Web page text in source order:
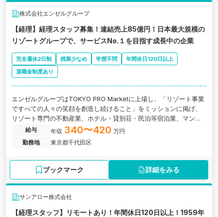
株式会社エンゼルグループ
【経理】経理スタッフ募集！連結売上85億円！日本最大規模の
リゾートグループで、サービスNo.１を目指す成長中の企業
完全週休2日制 残業少なめ 学歴不問
年間休日120日以上
退職金制度あり
エンゼルグループはTOKYO PRO Marketに上場し、「リゾート事業
ですべての人々の笑顔を創造し続けること」をミッションに掲げ、
リゾート専門の不動産業、ホテル・貸別荘・民泊等宿泊業、マンシ
ョン・別荘地管理業、建設業、日本酒製造業など幅広く事業を展開
しています。
給与 年収 340〜420 万円
勤務地
東京都千代田区
ブックマーク 詳細をみる
サンアロー株式会社
【経理スタッフ】リモートあり！年間休日120日以上！1959年